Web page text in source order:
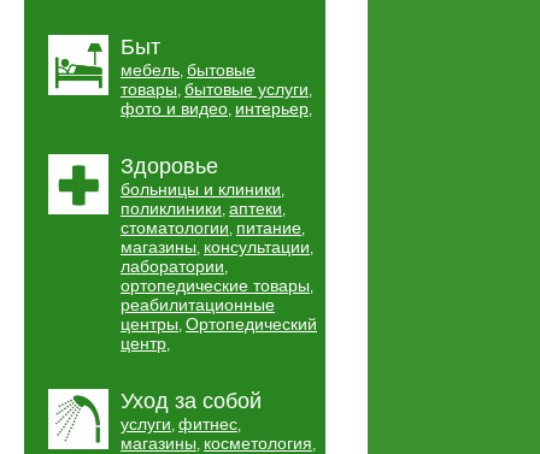
Быт
мебель, бытовые
товары, бытовые услуги,
фото и видео, интерьер,
Здоровье
больницы и клиники,
поликлиники, аптеки,
стоматологии, питание,
магазины, консультации,
лаборатории,
ортопедические товары,
реабилитационные
центры, Ортопедический
центр,
Уход за собой
услуги, фитнес,
магазины, косметология,